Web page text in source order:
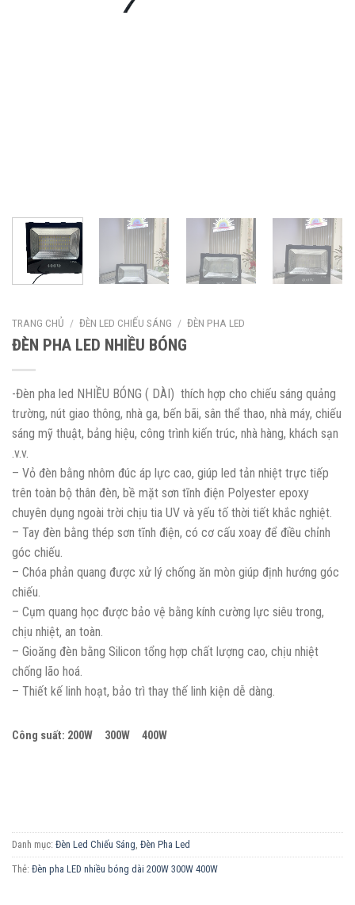
TRANG CHỦ / ĐÈN LED CHIẾU SÁNG / ĐÈN PHA LED
ĐÈN PHA LED NHIỀU BÓNG
-Đèn pha led NHIỀU BÓNG ( DÀI) thích hợp cho chiếu sáng quảng
trường, nút giao thông, nhà ga, bến bãi, sân thể thao, nhà máy, chiếu
sáng mỹ thuật, bảng hiệu, công trình kiến trúc, nhà hàng, khách sạn
.v.v.
– Vỏ đèn bằng nhôm đúc áp lực cao, giúp led tản nhiệt trực tiếp
trên toàn bộ thân đèn, bề mặt sơn tĩnh điện Polyester epoxy
chuyên dụng ngoài trời chịu tia UV và yếu tố thời tiết khắc nghiệt.
– Tay đèn bằng thép sơn tĩnh điện, có cơ cấu xoay để điều chỉnh
góc chiếu.
– Chóa phản quang được xử lý chống ăn mòn giúp định hướng góc
chiếu.
– Cụm quang học được bảo vệ bằng kính cường lực siêu trong,
chịu nhiệt, an toàn.
– Gioăng đèn bằng Silicon tổng hợp chất lượng cao, chịu nhiệt
chống lão hoá.
– Thiết kế linh hoạt, bảo trì thay thế linh kiện dễ dàng.
Công suất: 200W 300W 400W
Danh mục: Đèn Led Chiếu Sáng Đèn Pha Led
Thẻ: Đèn pha LED nhiều bóng dài 200W 300W 400W